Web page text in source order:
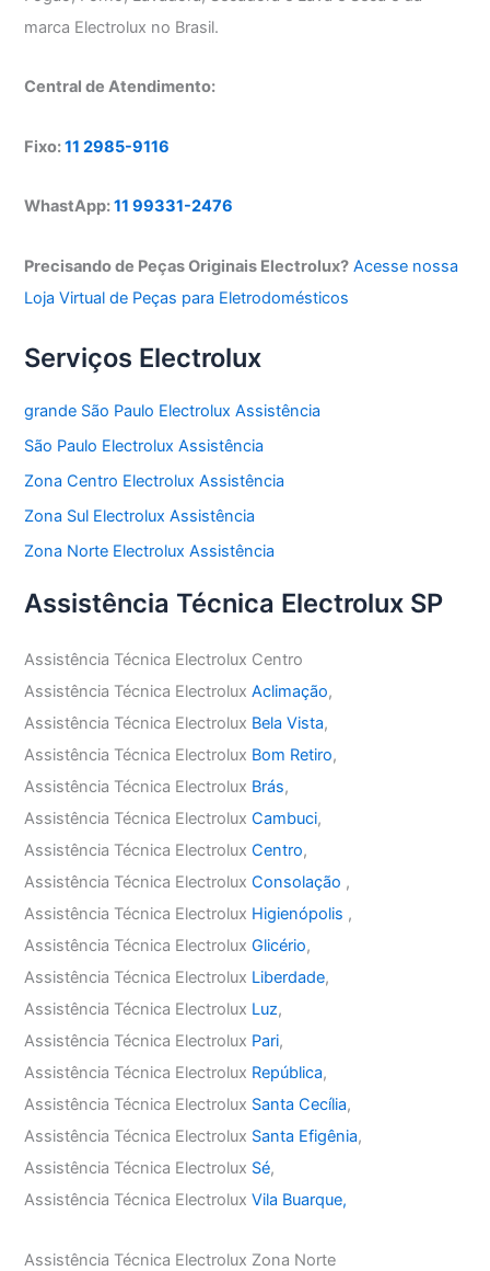
marca Electrolux no Brasil.
Central de Atendimento:
Fixo:11 2985-9116
WhastApp:11 99331-2476
Precisando de Peças Originais Electrolux? Acesse nossa
Loja Virtual de Peças para Eletrodomésticos
Serviços Electrolux
grande São Paulo Electrolux Assistência
São Paulo Electrolux Assistência
Zona Centro Electrolux Assistência
Zona Sul Electrolux Assistência
Zona Norte Electrolux Assistência
Assistência Técnica Electrolux SP
Assistência Técnica Electrolux Centro
Assistência Técnica ElectroluxAclimação,
Assistência Técnica Electrolux Bela Vista,
Assistência Técnica Electrolux Bom Retiro,
Assistência Técnica Electrolux Brás,
Assistência Técnica ElectroluxCambuci,
Assistência Técnica ElectroluxCentro,
Assistência Técnica ElectroluxConsolação ,
Assistência Técnica Electrolux Higienópolis ,
Assistência Técnica ElectroluxGlicério,
Assistência Técnica Electrolux Liberdade,
Assistência Técnica Electrolux Luz,
Assistência Técnica Electrolux Pari,
Assistência Técnica Electrolux República,
Assistência Técnica Electrolux Santa Cecília,
Assistência Técnica Electrolux Santa Efigênia,
Assistência Técnica Electrolux Sé,
Assistência Técnica ElectroluxVila Buarque,
Assistência Técnica Electrolux Zona Norte